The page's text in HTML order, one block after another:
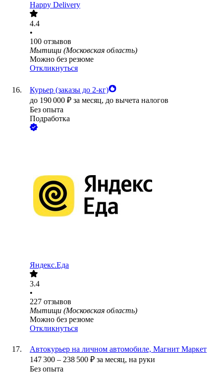
Happy Delivery
4.4
•
100 отзывов
Мытищи (Московская область)
Можно без резюме
Откликнуться
Курьер (заказы до 2-кг)
до 190 000 ₽ за месяц, до вычета налогов
Без опыта
Подработка
Яндекс.Еда
3.4
•
227 отзывов
Мытищи (Московская область)
Можно без резюме
Откликнуться
Автокурьер на личном автомобиле, Магнит Маркет
147 300 – 238 500 ₽ за месяц, на руки
Без опыта